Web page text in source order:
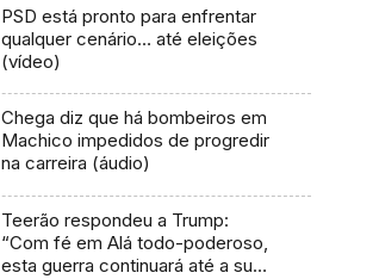
PSD está pronto para enfrentar
qualquer cenário… até eleições
(vídeo)
Chega diz que há bombeiros em
Machico impedidos de progredir
na carreira (áudio)
Teerão respondeu a Trump:
“Com fé em Alá todo-poderoso,
esta guerra continuará até a sua